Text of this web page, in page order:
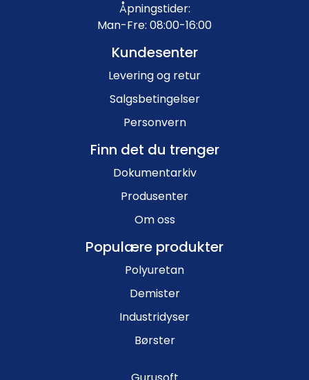
Åpningstider:
Man-Fre: 08:00-16:00
Kundesenter
Levering og retur
Salgsbetingelser
Personvern
Finn det du trenger
Dokumentarkiv
Produsenter
Om oss
Populære produkter
Polyuretan
Demister
Industridyser
Børster